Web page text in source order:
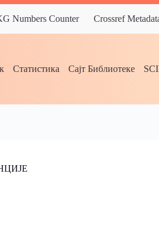
Numbers Counter Crossref
Статистика Сајт Библиотеке